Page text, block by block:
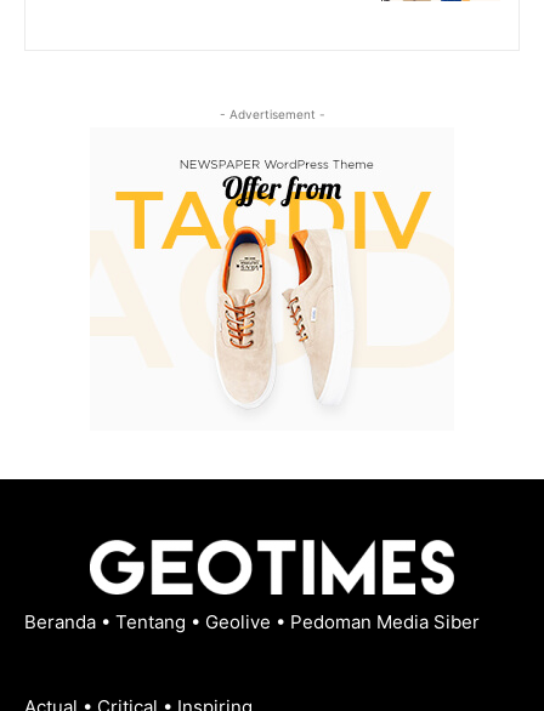
- Advertisement -
Beranda • Tentang • Geolive • Pedoman Media Siber